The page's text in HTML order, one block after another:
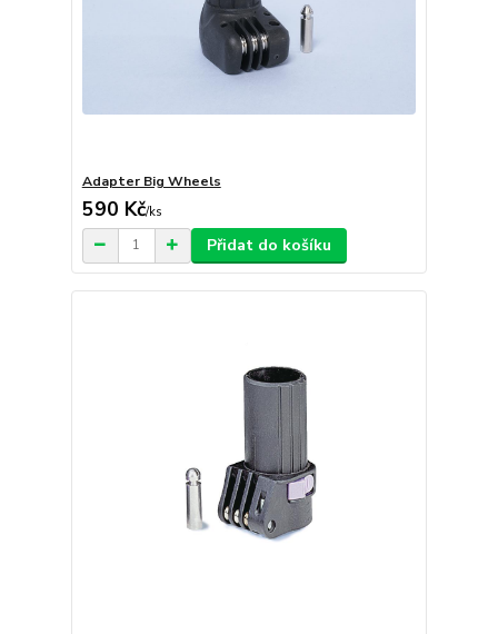
Adapter Big Wheels
590 Kč/ks
Přidat do košíku